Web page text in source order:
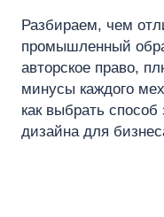
Разбираем, чем
промышленный
авторское право,
минусы каждого
как выбрать
дизайна для